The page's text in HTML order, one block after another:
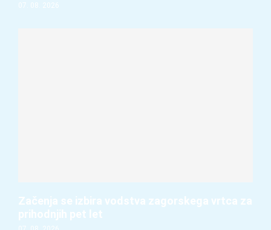
07. 08. 2026
Začenja se izbira vodstva zagorskega vrtca za
prihodnjih pet let